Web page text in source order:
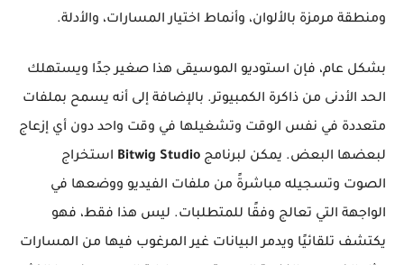
ومنطقة مرمزة بالألوان، وأنماط اختيار المسارات، والأدلة.
بشكل عام، فإن استوديو الموسيقى هذا صغير جدًا ويستهلك
الحد الأدنى من ذاكرة الكمبيوتر. بالإضافة إلى أنه يسمح بملفات
متعددة في نفس الوقت وتشغيلها في وقت واحد دون أي إزعاج
لبعضها البعض. يمكن لبرنامج Bitwig Studio استخراج
الصوت وتسجيله مباشرةً من ملفات الفيديو ووضعها في
الواجهة التي تعالج وفقًا للمتطلبات. ليس هذا فقط، فهو
يكتشف تلقائيًا ويدمر البيانات غير المرغوب فيها من المسارات